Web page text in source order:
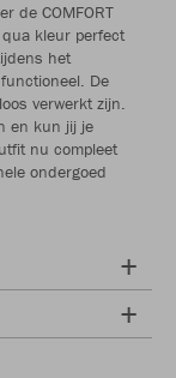
de COMFORT
kleur perfect
het
De
verwerkt zijn.
en kun jij je
nu compleet
ondergoed